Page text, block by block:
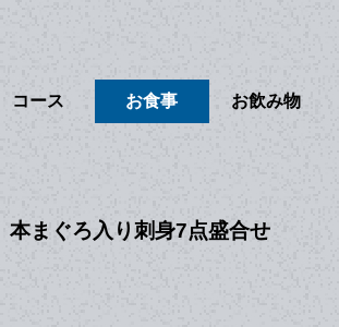
コース お食事 お飲み物
本まぐろ入り刺身7点盛合せ